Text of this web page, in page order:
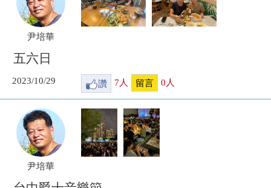
尹培華
五六日
2023/10/29 讚 7 人 留言 0 人
尹培華